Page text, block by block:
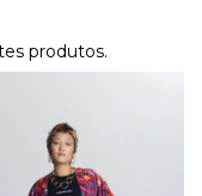
produtos.